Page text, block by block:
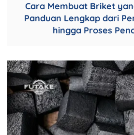
Cara Membuat Briket
Panduan Lengkap dari
hingga Proses